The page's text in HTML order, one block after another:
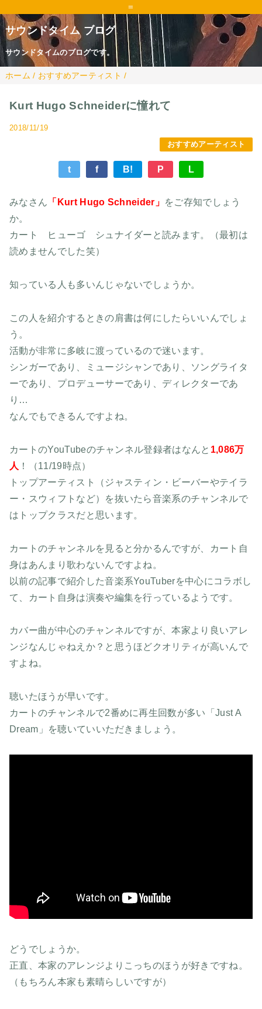
=
サウンドタイム ブログ
サウンドタイムのブログです。
ホーム / おすすめアーティスト /
Kurt Hugo Schneiderに憧れて
2018/11/19
おすすめアーティスト
t f B! P L
みなさん 「Kurt Hugo Schneider」 をご存知でしょう
か。
カート ヒューゴ シュナイダーと読みます。（最初は
読めませんでした笑）
知っている人も多いんじゃないでしょうか。
この人を紹介するときの肩書は何にしたらいいんでしょ
う。
活動が非常に多岐に渡っているので迷います。
シンガーであり、ミュージシャンであり、ソングライタ
ーであり、プロデューサーであり、ディレクターであ
り…
なんでもできるんですよね。
カートのYouTubeのチャンネル登録者はなんと 1,086万
人 ！（11/19時点）
トップアーティスト（ジャスティン・ビーバーやテイラ
ー・スウィフトなど）を抜いたら音楽系のチャンネルで
はトップクラスだと思います。
カートのチャンネルを見ると分かるんですが、カート自
身はあんまり歌わないんですよね。
以前の記事で紹介した音楽系YouTuberを中心にコラボし
て、カート自身は演奏や編集を行っているようです。
カバー曲が中心のチャンネルですが、本家より良いアレ
ンジなんじゃねえか？と思うほどクオリティが高いんで
すよね。
聴いたほうが早いです。
カートのチャンネルで2番めに再生回数が多い「Just A
Dream」を聴いていいただきましょう。
どうでしょうか。
正直、本家のアレンジよりこっちのほうが好きですね。
（もちろん本家も素晴らしいですが）